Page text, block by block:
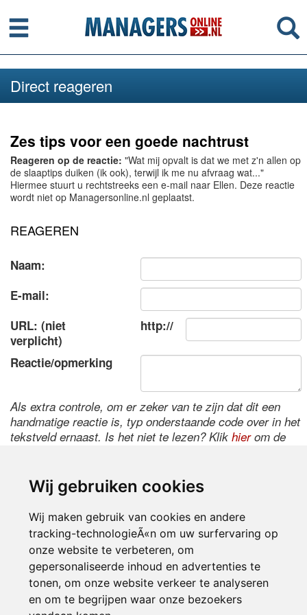
Wij gebruiken cookies
Wij maken gebruik van cookies en andere
tracking-technologieÃ«n om uw surfervaring op
onze website te verbeteren, om
gepersonaliseerde inhoud en advertenties te
tonen, om onze website verkeer te analyseren
en om te begrijpen waar onze bezoekers
Menu
Direct reageren
Zes tips voor een goede nachtrust
Reageren op de reactie: "Wat mij opvalt is dat we met z'n allen op
de slaaptips duiken (ik ook), terwijl ik me nu afvraag wat..."
Hiermee stuurt u rechtstreeks een e-mail naar Ellen. Deze reactie
wordt niet op Managersonline.nl geplaatst.
REAGEREN
Naam:
E-mail:
URL: (niet
verplicht)
http://
Reactie/opmerking
Als extra controle, om er zeker van te zijn dat dit een
handmatige reactie is, typ onderstaande code over in het
tekstveld ernaast. Is het niet te lezen? Klik hierom de
Inloggen